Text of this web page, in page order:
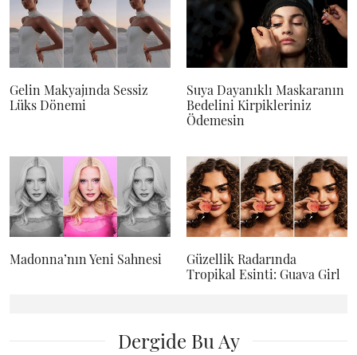
Gelin Makyajında Sessiz
Lüks Dönemi
Suya Dayanıklı Maskaranın
Bedelini Kirpikleriniz
Ödemesin
Madonna’nın Yeni Sahnesi
Güzellik Radarında
Tropikal Esinti: Guava Girl
Dergide Bu Ay